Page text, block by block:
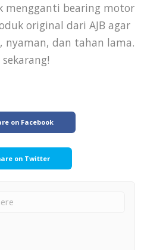
mengganti bearing motor
original dari AJB agar
nyaman, dan tahan lama.
on Facebook
on Twitter